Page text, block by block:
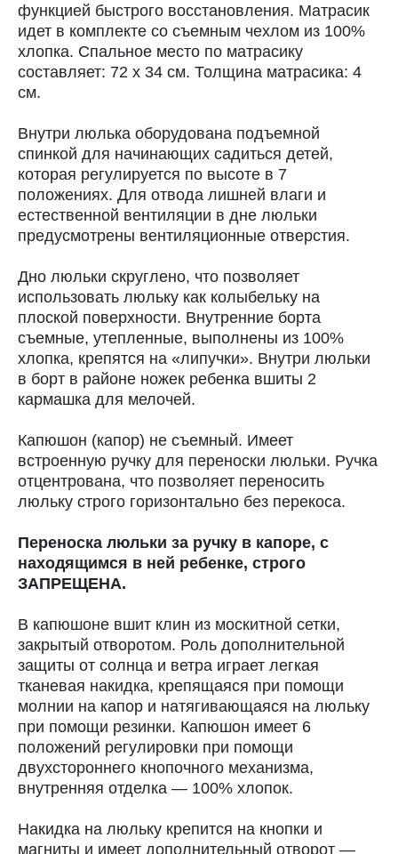
функцией быстрого восстановления. Матрасик
идет в комплекте со съемным чехлом из 100%
хлопка. Спальное место по матрасику
составляет: 72 х 34 см. Толщина матрасика: 4
см.
Внутри люлька оборудована подъемной
спинкой для начинающих садиться детей,
которая регулируется по высоте в 7
положениях. Для отвода лишней влаги и
естественной вентиляции в дне люльки
предусмотрены вентиляционные отверстия.
Дно люльки скруглено, что позволяет
использовать люльку как колыбельку на
плоской поверхности. Внутренние борта
съемные, утепленные, выполнены из 100%
хлопка, крепятся на «липучки». Внутри люльки
в борт в районе ножек ребенка вшиты 2
кармашка для мелочей.
Капюшон (капор) не съемный. Имеет
встроенную ручку для переноски люльки. Ручка
отцентрована, что позволяет переносить
люльку строго горизонтально без перекоса.
Переноска люльки за ручку в капоре, с
находящимся в ней ребенке, строго
ЗАПРЕЩЕНА.
В капюшоне вшит клин из москитной сетки,
закрытый отворотом. Роль дополнительной
защиты от солнца и ветра играет легкая
тканевая накидка, крепящаяся при помощи
молнии на капор и натягивающаяся на люльку
при помощи резинки. Капюшон имеет 6
положений регулировки при помощи
двухстороннего кнопочного механизма,
внутренняя отделка — 100% хлопок.
Накидка на люльку крепится на кнопки и
магниты и имеет дополнительный отворот —